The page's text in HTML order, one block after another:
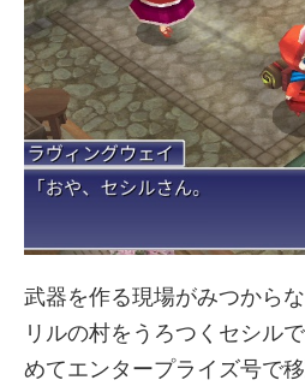
武器を作る現場がみつから
リルの村をうろつくセシル
めてエンタープライズ号で